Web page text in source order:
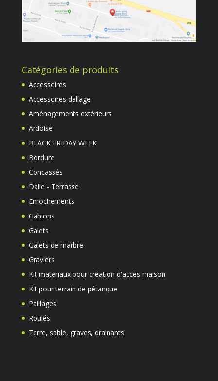
Catégories de produits
Accessoires
Accessoires dallage
Aménagements extérieurs
Ardoise
BLACK FRIDAY WEEK
Bordure
Concassés
Dalle - Terrasse
Enrochements
Gabions
Galets
Galets de marbre
Graviers
Kit matériaux pour création d'accès maison
Kit pour terrain de pétanque
Paillages
Roulés
Terre, sable, graves, drainants